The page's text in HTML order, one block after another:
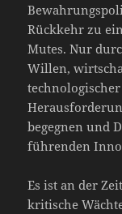
Rückkehr zu
Mutes. Nur
Willen,
begegnen und
führenden
Es ist an der
kritische